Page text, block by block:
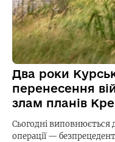
Два роки
перенесення
злам планів
Сьогодні виповнюється
операції —